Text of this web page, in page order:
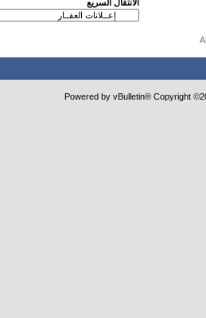
الانتقال السريع
Powered by vBulletin® Copyright